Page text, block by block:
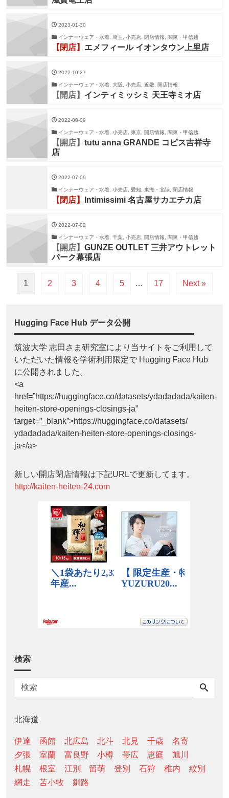
2023-01-30
インナーウェア・水着, 埼玉, 小売店, 閉店情報, 関東・甲信越
【閉店】 エメフィール イオンタウン上里店
2022-10-27
インナーウェア・水着, 大阪, 小売店, 近畿, 開店情報
【開店】 インティミッシミ 天王寺ミオ店
2022-08-09
インナーウェア・水着, 小売店, 東京, 開店情報, 関東・甲信越
【開店】 tutu anna GRANDE コピス吉祥寺
店
2022-07-09
インナーウェア・水着, 小売店, 愛知, 東海・北陸, 閉店情報
【閉店】 Intimissimi 名古屋サカエチカ店
2022-07-02
インナーウェア・水着, 千葉, 小売店, 開店情報, 関東・甲信越
【開店】 GUNZE OUTLET 三井アウトレット
パーク幕張店
1 2 3 4 5 … 17 Next »
Hugging Face Hub データ公開
筑波大学 志田さま研究室により当サイトをご利用して
いただいた情報を学術利用限定で Hugging Face Hub
に公開されました。
<a
href=”https://huggingface.co/datasets/ydadadada/kaiten-
heiten-store-openings-closings-ja”
target=”_blank”>https://huggingface.co/datasets/
ydadadada/kaiten-heiten-store-openings-closings-
ja</a>
新しい開店閉店情報は下記URLで更新してます。
http://kaiten-heiten-24.com
検索
北海道
伊達 函館 北広島 北斗 北見 千歳
名寄
夕張
室蘭 富良野 小樽 帯広 恵庭
旭川
札幌
根室 江別 留萌 登別 石狩 稚内
紋別
網走
苫小牧 釧路